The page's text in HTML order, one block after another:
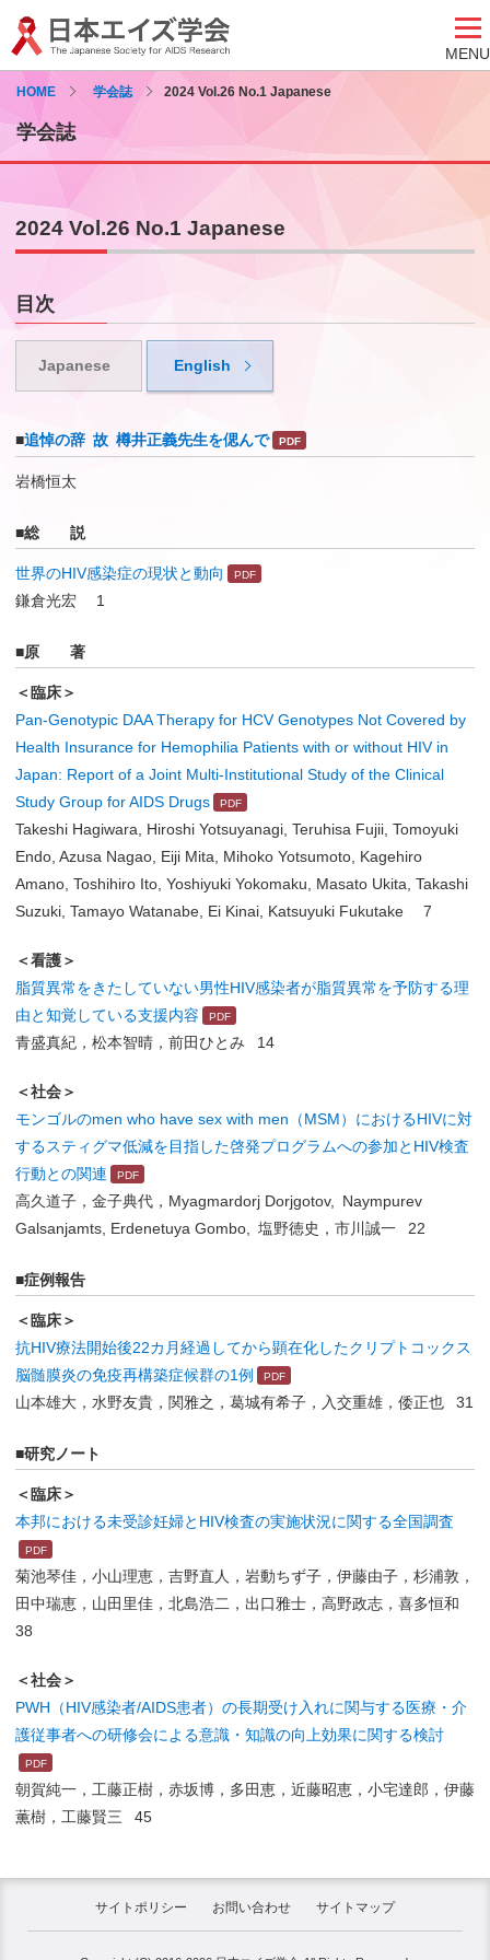
MENU
HOME 学会誌 2024 Vol.26 No.1 Japanese
学会誌
2024 Vol.26 No.1 Japanese
目次
Japanese English
■追悼の辞 故 樽井正義先生を偲んで
岩橋恒太
■総 説
世界のHIV感染症の現状と動向
鎌倉光宏 1
■原 著
＜臨床＞
Pan-Genotypic DAA Therapy for HCV Genotypes Not Covered by
Health Insurance for Hemophilia Patients with or without HIV in
Japan: Report of a Joint Multi-Institutional Study of the Clinical
Study Group for AIDS Drugs
Takeshi Hagiwara, Hiroshi Yotsuyanagi, Teruhisa Fujii, Tomoyuki
Endo, Azusa Nagao, Eiji Mita, Mihoko Yotsumoto, Kagehiro
Amano, Toshihiro Ito, Yoshiyuki Yokomaku, Masato Ukita, Takashi
Suzuki, Tamayo Watanabe, Ei Kinai, Katsuyuki Fukutake 7
＜看護＞
脂質異常をきたしていない男性HIV感染者が脂質異常を予防する理
由と知覚している支援内容
青盛真紀，松本智晴，前田ひとみ 14
＜社会＞
モンゴルのmen who have sex with men（MSM）におけるHIVに対
するスティグマ低減を目指した啓発プログラムへの参加とHIV検査
行動との関連
高久道子，金子典代，Myagmardorj Dorjgotov, Naympurev
Galsanjamts, Erdenetuya Gombo, 塩野徳史，市川誠一 22
■症例報告
＜臨床＞
抗HIV療法開始後22カ月経過してから顕在化したクリプトコックス
脳髄膜炎の免疫再構築症候群の1例
山本雄大，水野友貴，関雅之，葛城有希子，入交重雄，倭正也 31
■研究ノート
＜臨床＞
本邦における未受診妊婦とHIV検査の実施状況に関する全国調査
菊池琴佳，小山理恵，吉野直人，岩動ちず子，伊藤由子，杉浦敦，
田中瑞恵，山田里佳，北島浩二，出口雅士，高野政志，喜多恒和
38
＜社会＞
PWH（HIV感染者/AIDS患者）の長期受け入れに関与する医療・介
護従事者への研修会による意識・知識の向上効果に関する検討
朝賀純一，工藤正樹，赤坂博，多田恵，近藤昭恵，小宅達郎，伊藤
薫樹，工藤賢三 45
サイトポリシー お問い合わせ サイトマップ